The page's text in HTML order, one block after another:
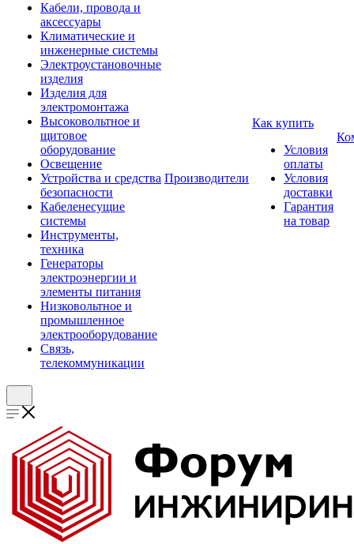
Кабели, провода и
аксессуары
Климатические и
инженерные системы
Электроустановочные
изделия
Изделия для
электромонтажа
Высоковольтное и
щитовое
оборудование
Освещение
Устройства и средства
безопасности
Кабеленесущие
системы
Инструменты,
техника
Генераторы
электроэнергии и
элементы питания
Низковольтное и
промышленное
электрооборудование
Связь,
телекоммуникации
Производители
Как купить
Условия
оплаты
Условия
доставки
Гарантия
на товар